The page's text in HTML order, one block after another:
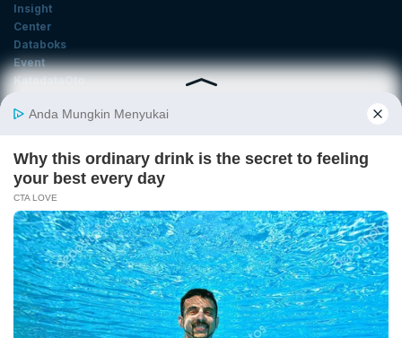
Insight
Center
Databoks
Event
KatadataOto
Email
Daftar
Tentang Katadata Advertising Karier
Pedoman Media Siber
Kebijakan Privasi
Disclaimer
Hubungi Kami
©2026 Katadata. Hak cipta dilindungi Undang-undang.